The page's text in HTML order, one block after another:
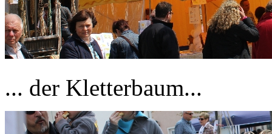
... der Kletterbaum...